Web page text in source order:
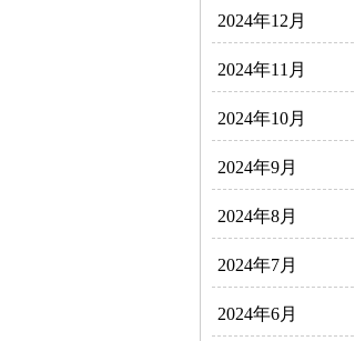
2024年12月
2024年11月
2024年10月
2024年9月
2024年8月
2024年7月
2024年6月